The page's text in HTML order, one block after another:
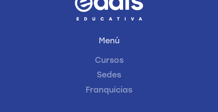
Menú
Cursos
Sedes
Franquicias